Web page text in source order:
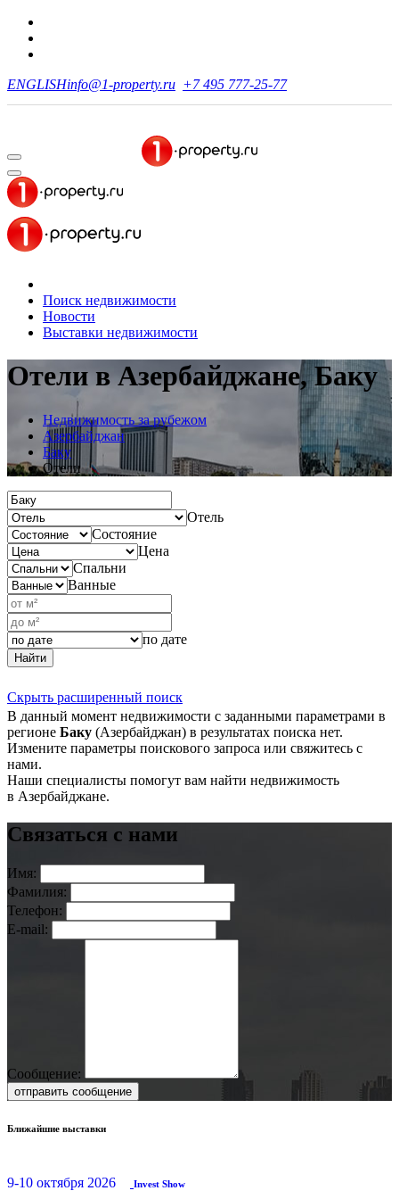
ENGLISHinfo@1-property.ru +7 495 777-25-77
Поиск недвижимости
Новости
Выставки недвижимости
Отели в Азербайджане, Баку
Недвижимость за рубежом
Азербайджан
Баку
Отели
Отель
Состояние
Цена
Спальни
Ванные
по дате
Найти
Скрыть расширенный поиск
В данный момент недвижимости с заданными параметрами в
регионе Баку (Азербайджан) в результатах поиска нет.
Измените параметры поискового запроса или свяжитесь с
нами.
Наши специалисты помогут вам найти недвижимость
в Азербайджане.
Связаться с нами
Имя:
Фамилия:
Телефон:
E-mail:
Сообщение:
отправить сообщение
Ближайшие выставки
9-10 октября 2026 Invest Show